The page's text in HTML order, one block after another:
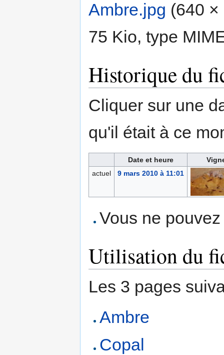
Ambre.jpg (640
75 Kio, type
Historique du
Cliquer sur une
qu'il était à ce
Date et heure
actuel
9 mars 2010 à 11:01
Vous ne
Utilisation du
Les 3 pages
Ambre
Copal